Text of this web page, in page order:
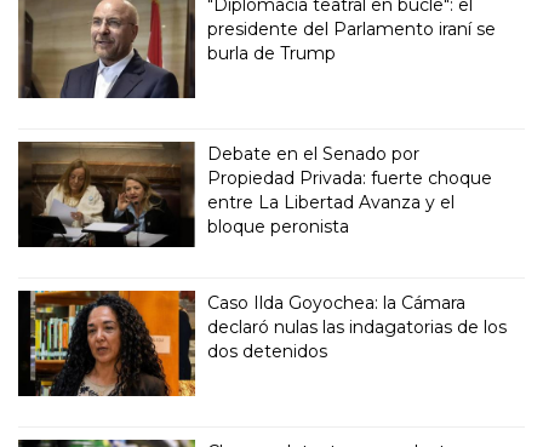
"Diplomacia teatral en bucle": el
presidente del Parlamento iraní se
burla de Trump
Debate en el Senado por
Propiedad Privada: fuerte choque
entre La Libertad Avanza y el
bloque peronista
Caso Ilda Goyochea: la Cámara
declaró nulas las indagatorias de los
dos detenidos